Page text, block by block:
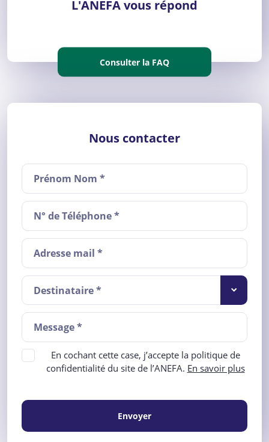
L'ANEFA vous répond
Consulter la FAQ
Nous contacter
Destinataire *
En cochant cette case, j’accepte la politique de
confidentialité du site de l’ANEFA. En savoir plus
Envoyer